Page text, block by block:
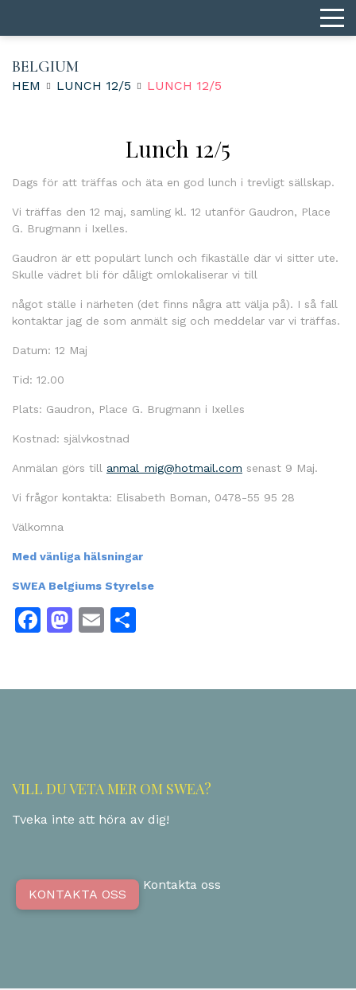
BELGIUM
HEM LUNCH 12/5 LUNCH 12/5
Lunch 12/5
Dags för att träffas och äta en god lunch i trevligt sällskap.
Vi träffas den 12 maj, samling kl. 12 utanför Gaudron, Place
G. Brugmann i Ixelles.
Gaudron är ett populärt lunch och fikaställe där vi sitter ute.
Skulle vädret bli för dåligt omlokaliserar vi till
något ställe i närheten (det finns några att välja på). I så fall
kontaktar jag de som anmält sig och meddelar var vi träffas.
Datum: 12 Maj
Tid: 12.00
Plats: Gaudron, Place G. Brugmann i Ixelles
Kostnad: självkostnad
Anmälan görs till anmal_mig@hotmail.com senast 9 Maj.
Vi frågor kontakta: Elisabeth Boman, 0478-55 95 28
Välkomna
Med vänliga hälsningar
SWEA Belgiums Styrelse
Facebook
Mastodon
Email
VILL DU VETA MER OM SWEA?
Tveka inte att höra av dig!
KONTAKTA OSS
Kontakta oss